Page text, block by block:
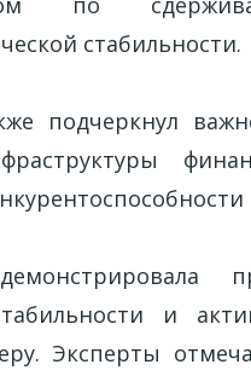
стабильности.
подчеркнул
и
Эксперты